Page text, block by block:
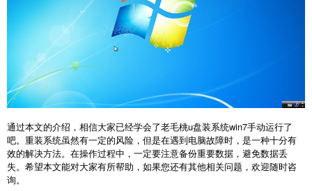
通过本文的介绍，相信大家已经学会了老毛桃u盘装系统win7手动运行了
吧。重装系统虽然有一定的风险，但是在遇到电脑故障时，是一种十分有
效的解决方法。在操作过程中，一定要注意备份重要数据，避免数据丢
失。希望本文能对大家有所帮助，如果您还有其他相关问题，欢迎随时咨
询。